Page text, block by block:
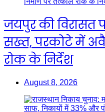
जयपुर की विरासत
सख्त, परकोटे में
रोक के निर्देश
August 8, 2026